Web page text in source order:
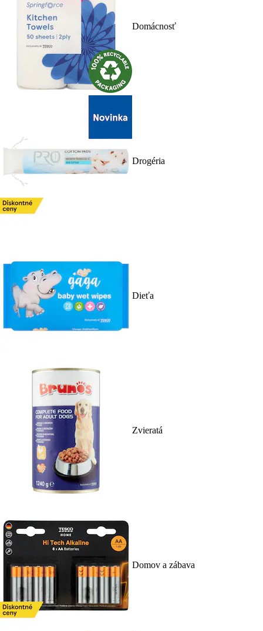
Domácnosť
Drogéria
Dieťa
Zvieratá
Domov a zábava